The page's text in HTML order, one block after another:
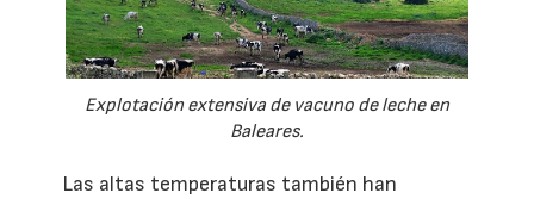
Explotación extensiva de vacuno de leche en
Baleares.
Las altas temperaturas también han